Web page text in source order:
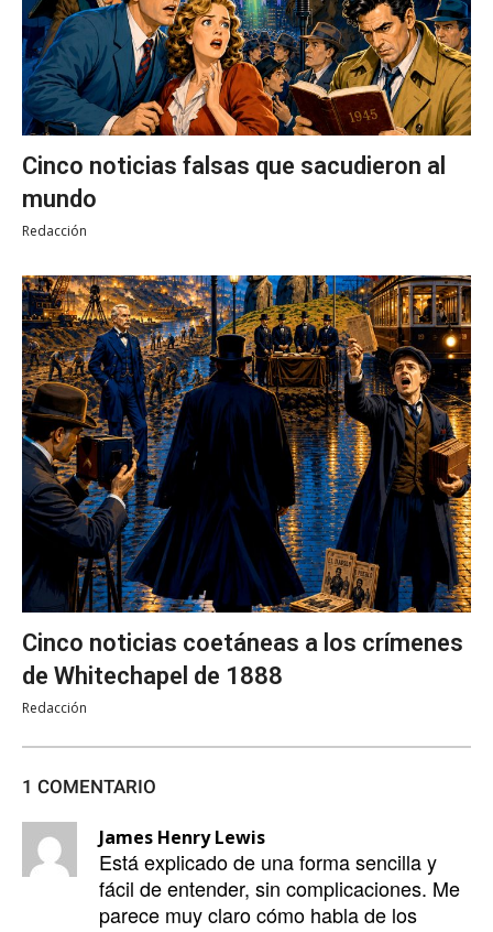
Cinco noticias falsas que sacudieron al
mundo
Redacción
Cinco noticias coetáneas a los crímenes
de Whitechapel de 1888
Redacción
1 COMENTARIO
James Henry Lewis
Está explicado de una forma sencilla y
fácil de entender, sin complicaciones. Me
parece muy claro cómo habla de los